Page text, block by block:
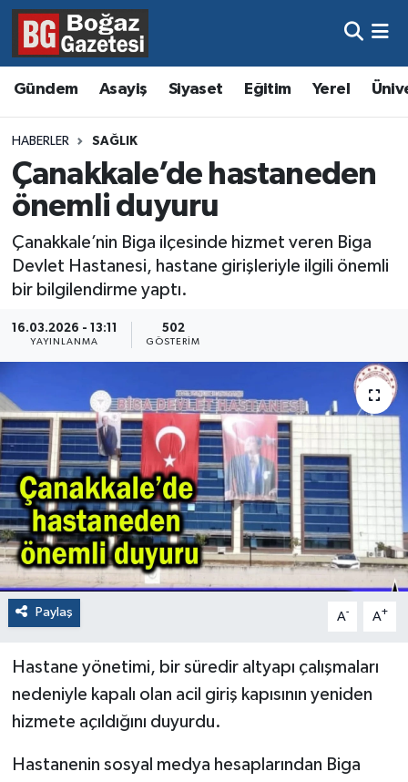
Gündem Asayiş Siyaset Eğitim Yerel
HABERLER SAĞLIK
Çanakkale’de hastaneden
önemli duyuru
Çanakkale’nin Biga ilçesinde hizmet veren Biga
Devlet Hastanesi, hastane girişleriyle ilgili önemli
bir bilgilendirme yaptı.
16.03.2026 - 13:11
YAYINLANMA
502
GÖSTERIM
Paylaş A- A+
Hastane yönetimi, bir süredir altyapı çalışmaları
nedeniyle kapalı olan acil giriş kapısının yeniden
hizmete açıldığını duyurdu.
Hastanenin sosyal medya hesaplarından Biga
Asayiş
Eğitim
Ekonomi
Gündem
Kültür ve Sanat
Magazin
Resmi İlanlar
Sağlık
Hava Durumu
Trafik Durumu
Süper Lig Puan Durumu ve Fikstür
Tüm Manşetler
Son Dakika Haberleri
Haber Arşivi